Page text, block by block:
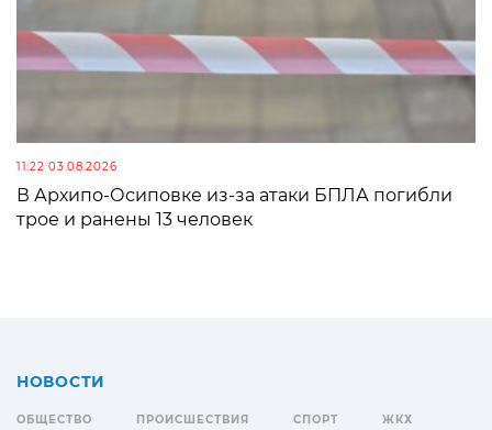
11:22 03.08.2026
В Архипо-Осиповке из-за атаки БПЛА погибли
трое и ранены 13 человек
НОВОСТИ
ОБЩЕСТВО ПРОИСШЕСТВИЯ СПОРТ ЖКХ